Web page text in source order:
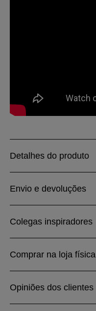
Detalhes do produto
Envio e devoluções
Colegas inspiradores
Comprar na loja física
Opiniões dos clientes